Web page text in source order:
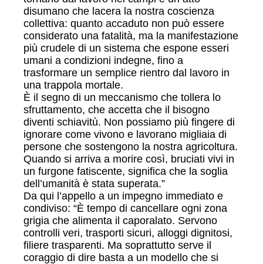
disumano che lacera la nostra coscienza
collettiva: quanto accaduto non può essere
considerato una fatalità, ma la manifestazione
più crudele di un sistema che espone esseri
umani a condizioni indegne, fino a
trasformare un semplice rientro dal lavoro in
una trappola mortale.
È il segno di un meccanismo che tollera lo
sfruttamento, che accetta che il bisogno
diventi schiavitù. Non possiamo più fingere di
ignorare come vivono e lavorano migliaia di
persone che sostengono la nostra agricoltura.
Quando si arriva a morire così, bruciati vivi in
un furgone fatiscente, significa che la soglia
dell’umanità è stata superata.”
Da qui l’appello a un impegno immediato e
condiviso: “È tempo di cancellare ogni zona
grigia che alimenta il caporalato. Servono
controlli veri, trasporti sicuri, alloggi dignitosi,
filiere trasparenti. Ma soprattutto serve il
coraggio di dire basta a un modello che si